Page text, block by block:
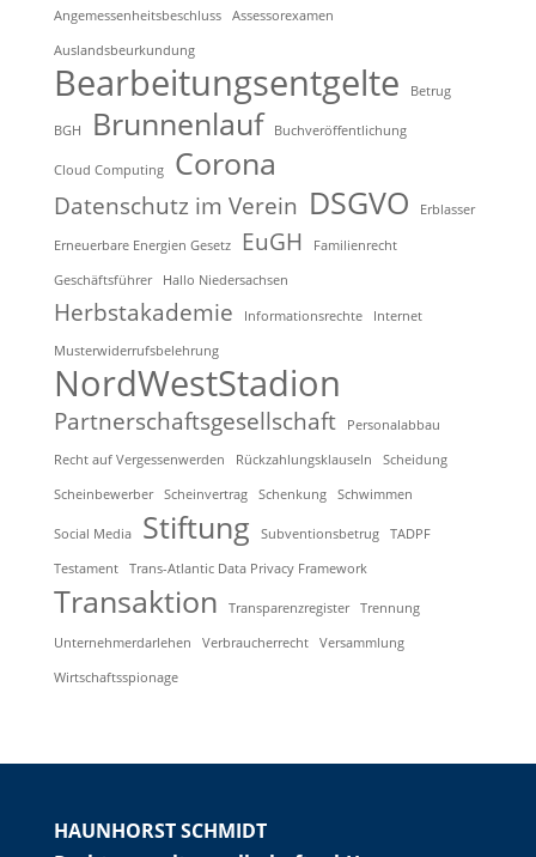
Angemessenheitsbeschluss Assessorexamen
Auslandsbeurkundung
Bearbeitungsentgelte Betrug
BGH Brunnenlauf Buchveröffentlichung
Cloud Computing Corona
Datenschutz im Verein DSGVO Erblasser
Erneuerbare Energien Gesetz EuGH Familienrecht
Geschäftsführer Hallo Niedersachsen
Herbstakademie Informationsrechte Internet
Musterwiderrufsbelehrung
NordWestStadion
Partnerschaftsgesellschaft Personalabbau
Recht auf Vergessenwerden Rückzahlungsklauseln Scheidung
Scheinbewerber Scheinvertrag Schenkung Schwimmen
Social Media Stiftung Subventionsbetrug TADPF
Testament Trans-Atlantic Data Privacy Framework
Transaktion Transparenzregister Trennung
Unternehmerdarlehen Verbraucherrecht Versammlung
Wirtschaftsspionage
HAUNHORST SCHMIDT